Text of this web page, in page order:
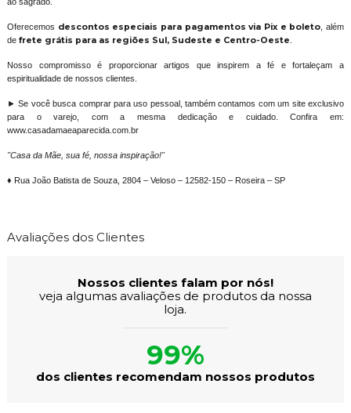
Oferecemos descontos especiais para pagamentos via Pix e boleto , além
de frete grátis para as regiões Sul, Sudeste e Centro-Oeste
Nosso compromisso é proporcionar artigos que inspirem a fé e fortaleçam a
espiritualidade de nossos clientes.
► Se você busca comprar para uso pessoal, também contamos com um site exclusivo
para o varejo, com a mesma dedicação e cuidado. Confira em:
www.casadamaeaparecida.com.br
"Casa da Mãe, sua fé, nossa inspiração!"
♦ Rua João Batista de Souza, 2804 – Veloso – 12582-150 – Roseira – SP
Avaliações dos Clientes
Nossos clientes falam por nós!
veja algumas avaliações de produtos da nossa
loja.
99%
dos clientes recomendam nossos produtos